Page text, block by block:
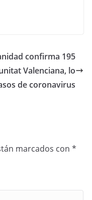
confirma 195
Valenciana, lo
de coronavirus
marcados con *